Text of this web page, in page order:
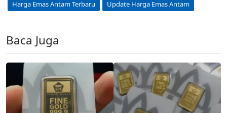
Harga Emas Antam Terbaru
Update Harga Emas Antam
Baca Juga